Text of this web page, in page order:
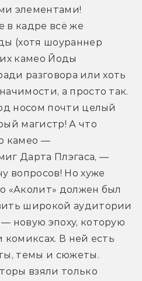
элементами!
кадре всё же
(хотя шоураннер
камео Йоды
разговора или хоть
а просто так.
носом почти целый
магистр! А что
камео —
Дарта Плэгаса, —
вопросов! Но хуже
«Аколит» должен был
широкой аудитории
новую эпоху, которую
комиксах. В ней есть
темы и сюжеты.
взяли только